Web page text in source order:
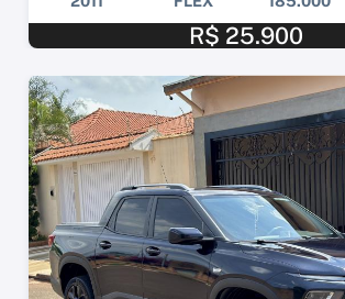
R$ 25.900